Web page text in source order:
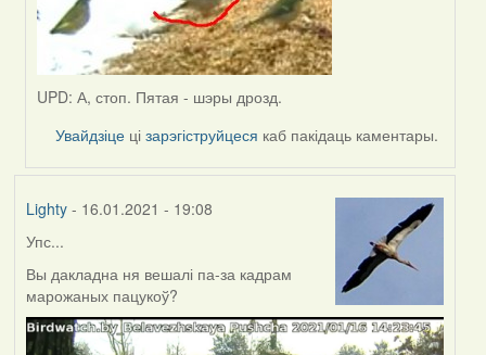
Peregrinus
UPD: А, стоп. Пятая - шэры дрозд.
Увайдзіце цізарэгіструйцеся каб пакідаць каментары.
Lighty- 16.01.2021 - 19:08
Упс...
Вы дакладна ня вешалі па-за кадрам
марожаных пацукоў?